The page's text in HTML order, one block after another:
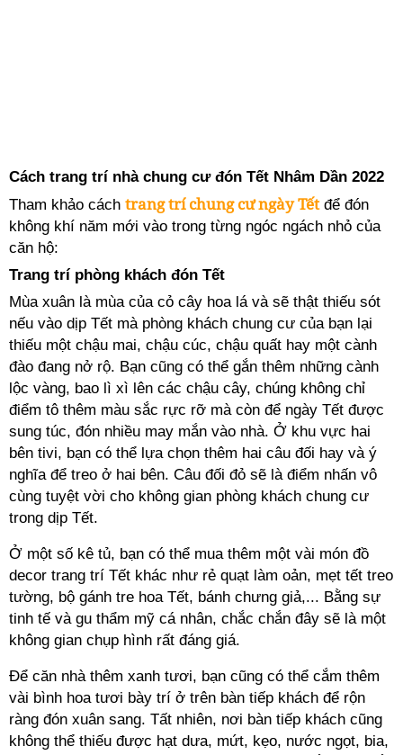
Cách trang trí nhà chung cư đón Tết Nhâm Dần 2022
Tham khảo cách trang trí chung cư ngày Tếtđể đón
không khí năm mới vào trong từng ngóc ngách nhỏ của
căn hộ:
Trang trí phòng khách đón Tết
Mùa xuân là mùa của cỏ cây hoa lá và sẽ thật thiếu sót
nếu vào dịp Tết mà phòng khách chung cư của bạn lại
thiếu một chậu mai, chậu cúc, chậu quất hay một cành
đào đang nở rộ. Bạn cũng có thể gắn thêm những cành
lộc vàng, bao lì xì lên các chậu cây, chúng không chỉ
điểm tô thêm màu sắc rực rỡ mà còn để ngày Tết được
sung túc, đón nhiều may mắn vào nhà. Ở khu vực hai
bên tivi, bạn có thể lựa chọn thêm hai câu đối hay và ý
nghĩa để treo ở hai bên. Câu đối đỏ sẽ là điểm nhấn vô
cùng tuyệt vời cho không gian phòng khách chung cư
trong dịp Tết.
Ở một số kê tủ, bạn có thể mua thêm một vài món đồ
decor trang trí Tết khác như rẻ quạt làm oản, mẹt tết treo
tường, bộ gánh tre hoa Tết, bánh chưng giả,... Bằng sự
tinh tế và gu thẩm mỹ cá nhân, chắc chắn đây sẽ là một
không gian chụp hình rất đáng giá.
Để căn nhà thêm xanh tươi, bạn cũng có thể cắm thêm
vài bình hoa tươi bày trí ở trên bàn tiếp khách để rộn
ràng đón xuân sang. Tất nhiên, nơi bàn tiếp khách cũng
không thể thiếu được hạt dưa, mứt, kẹo, nước ngọt, bia,